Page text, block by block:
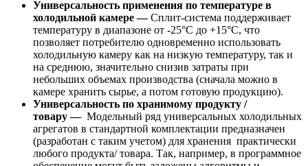
Универсальность применения по температуре в
холодильной камере —Сплит-система поддерживает
температуру в диапазоне от -25°С до +15°С, что
позволяет потребителю одновременно использовать
холодильную камеру как на низкую температуру, так и
на среднюю, значительно снизив затраты при
небольших объемах производства (сначала можно в
камере хранить сырье, а потом готовую продукцию).
Универсальность по хранимому продукту /
товару — Модельный ряд универсальных холодильных
агрегатов в стандартной комплектации предназначен
(разработан с таким учетом) для хранения практически
любого продукта/ товара. Так, например, в программное